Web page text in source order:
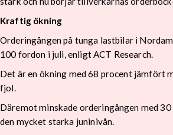
Kraftig ökning
Orderingången på tunga lastbilar i
100 fordon i juli, enligt ACT Research.
Det är en ökning med 68 procent jämfört
fjol.
Däremot minskade orderingången med
den mycket starka juninivån.